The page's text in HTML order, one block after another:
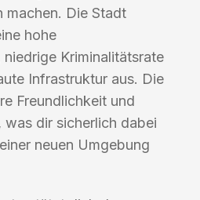
machen. Die Stadt
hohe
Kriminalitätsrate
Infrastruktur aus. Die
Freundlichkeit und
dir sicherlich dabei
neuen Umgebung